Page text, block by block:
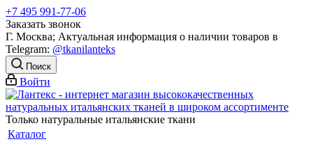
+7 495 991-77-06
Заказать звонок
Г. Москва; Актуальная информация о наличии товаров в
Telegram: @tkanilanteks
Поиск
Войти
Только натуральные итальянские ткани
Каталог